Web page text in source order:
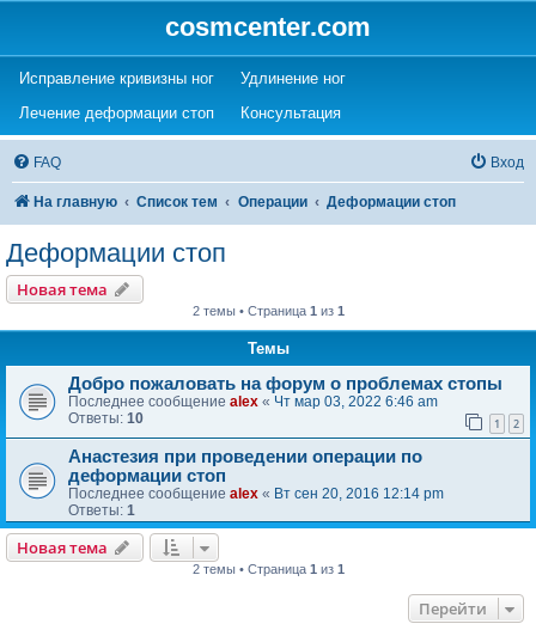
cosmcenter.com
Исправление кривизны ног(Opens a new tab)
Удлинение ног(Opens a new tab)
Лечение деформации стоп(Opens a new tab)
Консультация(Opens a new tab)
FAQ Вход
На главную Список тем Операции Деформации стоп
Деформации стоп
Новая тема
2 темы • Страница 1 из 1
Темы
Добро пожаловать на форум о проблемах стопы
Последнее сообщение alex « Чт мар 03, 2022 6:46 am
Ответы: 10 1 2
Анастезия при проведении операции по
деформации стоп
Последнее сообщение alex « Вт сен 20, 2016 12:14 pm
Ответы: 1
Новая тема
2 темы • Страница 1из 1
Перейти